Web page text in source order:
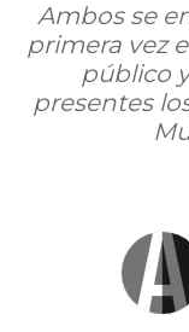
Ambos se
primera vez
público
presentes